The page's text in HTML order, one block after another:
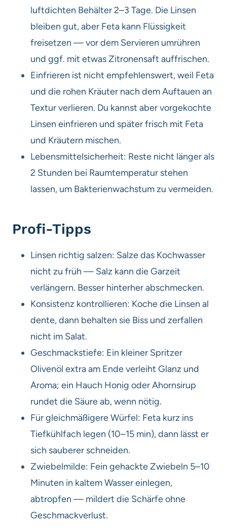
luftdichten Behälter 2–3 Tage. Die Linsen
bleiben gut, aber Feta kann Flüssigkeit
freisetzen — vor dem Servieren umrühren
und ggf. mit etwas Zitronensaft auffrischen.
Einfrieren ist nicht empfehlenswert, weil Feta
und die rohen Kräuter nach dem Auftauen an
Textur verlieren. Du kannst aber vorgekochte
Linsen einfrieren und später frisch mit Feta
und Kräutern mischen.
Lebensmittel­sicherheit: Reste nicht länger als
2 Stunden bei Raumtemperatur stehen
lassen, um Bakterienwachstum zu vermeiden.
Profi-Tipps
Linsen richtig salzen: Salze das Kochwasser
nicht zu früh — Salz kann die Garzeit
verlängern. Besser hinterher abschmecken.
Konsistenz kontrollieren: Koche die Linsen al
dente, dann behalten sie Biss und zerfallen
nicht im Salat.
Geschmackstiefe: Ein kleiner Spritzer
Olivenöl extra am Ende verleiht Glanz und
Aroma; ein Hauch Honig oder Ahornsirup
rundet die Säure ab, wenn nötig.
Für gleichmäßigere Würfel: Feta kurz ins
Tiefkühlfach legen (10–15 min), dann lässt er
sich sauberer schneiden.
Zwiebelmilde: Fein gehackte Zwiebeln 5–10
Minuten in kaltem Wasser einlegen,
abtropfen — mildert die Schärfe ohne
Geschmackverlust.